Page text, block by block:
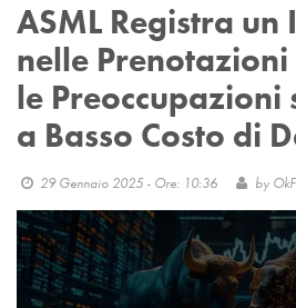
ASML Registra un
nelle
le Preoccupazioni
a Basso Costo di
29 Gennaio 2025 - Ore: 10:36 by